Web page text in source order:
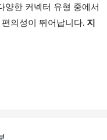
양한 커넥터 유형 중에서
의성이 뛰어납니다. 지